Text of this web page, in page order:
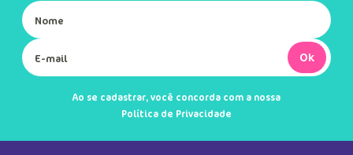
Ok
Ao se cadastrar, você concorda com a nossa
Política de Privacidade